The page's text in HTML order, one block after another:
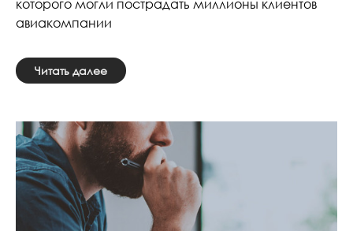
которого могли пострадать миллионы клиентов
авиакомпании
Читать далее